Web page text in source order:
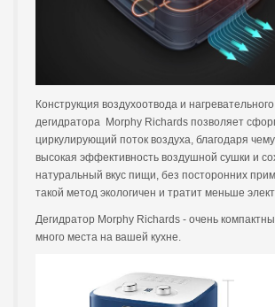
Конструкция воздухоотвода и
дегидратора Morphy Richards позволяет
циркулирующий поток воздуха, благодаря
высокая эффективность воздушной сушки и
натуральный вкус пищи, без посторонних
такой метод экологичен и тратит меньше
Дегидратор Morphy Richards - очень
много места на вашей кухне.